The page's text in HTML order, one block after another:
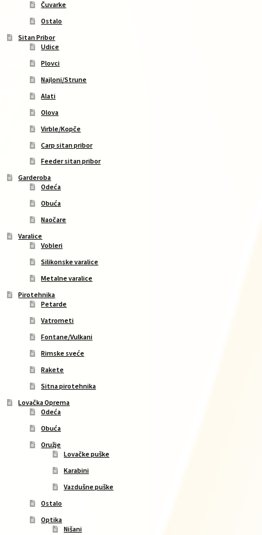
Čuvarke
Ostalo
Sitan Pribor
Udice
Plovci
Najloni/Strune
Alati
Olova
Virble/Kopče
Carp sitan pribor
Feeder sitan pribor
Garderoba
Odeća
Obuća
Naočare
Varalice
Vobleri
Silikonske varalice
Metalne varalice
Pirotehnika
Petarde
Vatrometi
Fontane/Vulkani
Rimske sveće
Rakete
Sitna pirotehnika
Lovačka Oprema
Odeća
Obuća
Oružje
Lovačke puške
Karabini
Vazdušne puške
Ostalo
Optika
Nišani